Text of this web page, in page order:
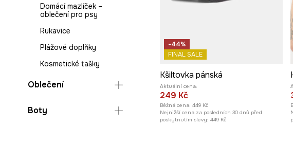
Domácí mazlíček –
oblečení pro psy
Rukavice
Plážové doplňky
Kosmetické tašky
Oblečení
Bundy a kabáty
Boty
-44%
FINAL SALE
Kšiltovka pánská
Aktuální cena:
249 Kč
Běžná cena: 449 Kč
Nejnižší cena za posledních 30 dnů před
poskytnutím slevy: 449 Kč